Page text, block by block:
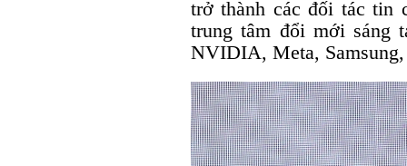
trở thành các đối tác tin
trung tâm đổi mới sáng
NVIDIA, Meta,